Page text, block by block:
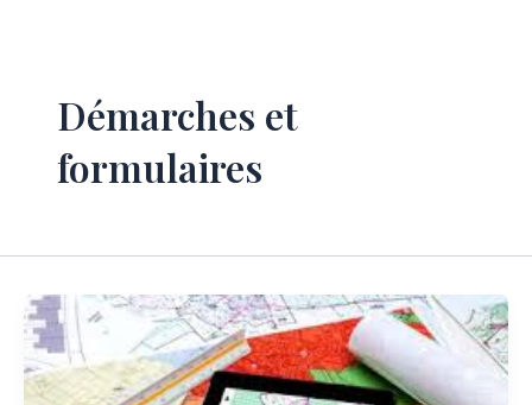
Démarches et
formulaires